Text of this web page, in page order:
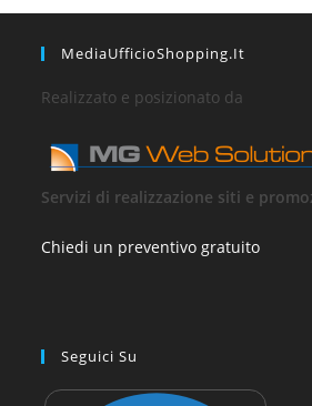
MediaUfficioShopping.it
Realizzato e posizionato da
Servizi di realizzazione siti e
Chiedi un preventivo gratuito
Seguici Su